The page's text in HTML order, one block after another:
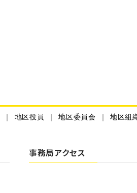
地区役員 地区委員会 地区組
事務局アクセス